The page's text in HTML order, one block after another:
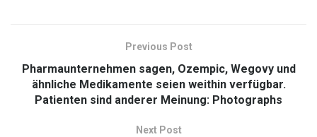
Previous Post
Pharmaunternehmen sagen, Ozempic, Wegovy und
ähnliche Medikamente seien weithin verfügbar.
Patienten sind anderer Meinung: Photographs
Next Post